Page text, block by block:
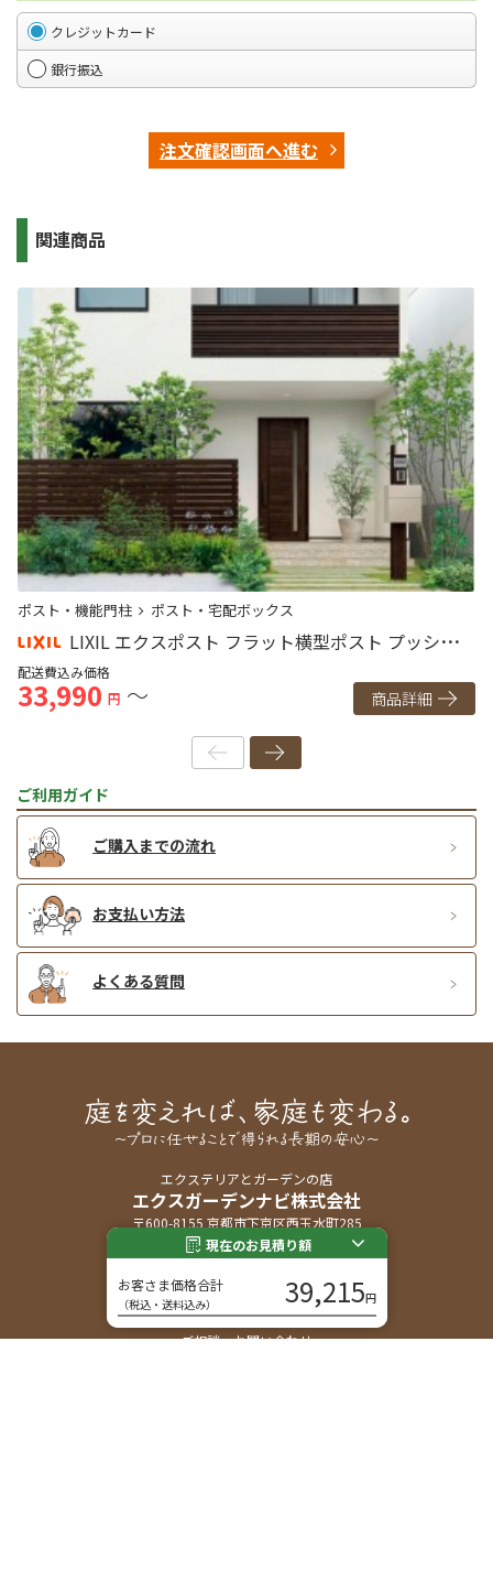
クレジットカード
銀行振込
注文確認画面へ進む
現在のお見積り額
お客さま価格合計
（税込・送料込み） 39,215円
関連商品
ポスト・機能門柱 ポスト・宅配ボックス
LIXIL エクスポスト フラット横型ポスト プッシュ錠
ダイヤル錠｜壁付け ポール建て
配送費込み価格
33,990 円 ～ 商品詳細
ご利用ガイド
ご購入までの流れ
お支払い方法
よくある質問
エクステリアとガーデンの店
エクスガーデンナビ株式会社
〒600-8155 京都市下京区西玉水町285
営業時間｜9:30 - 17:30
休業日｜日曜日、祝日
メール｜info@ex-garden-navi.com
ご相談・お問い合わせ